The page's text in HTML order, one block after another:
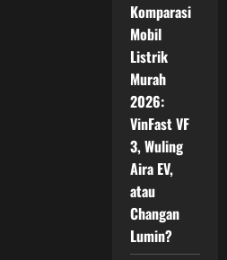
Komparasi
Mobil
Listrik
Murah
2026:
VinFast VF
3, Wuling
Aira EV,
atau
Changan
Lumin?